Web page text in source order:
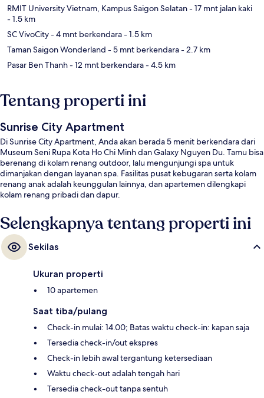
RMIT University Vietnam, Kampus Saigon Selatan- 17 mnt jalan kaki
- 1.5 km
SC VivoCity- 4 mnt berkendara- 1.5 km
Taman Saigon Wonderland - 5 mnt berkendara- 2.7 km
Pasar Ben Thanh- 12 mnt berkendara- 4.5 km
Tentang properti ini
Sunrise City Apartment
Di Sunrise City Apartment, Anda akan berada 5 menit berkendara dari
Museum Seni Rupa Kota Ho Chi Minh dan Galaxy Nguyen Du. Tamu bisa
berenang di kolam renang outdoor, lalu mengunjungi spa untuk
dimanjakan dengan layanan spa. Fasilitas pusat kebugaran serta kolam
renang anak adalah keunggulan lainnya, dan apartemen dilengkapi
kolam renang pribadi dan dapur.
Selengkapnya tentang properti ini
Sekilas
Ukuran properti
10 apartemen
Saat tiba/pulang
Check-in mulai: 14.00; Batas waktu check-in: kapan saja
Tersedia check-in/out ekspres
Check-in lebih awal tergantung ketersediaan
Waktu check-out adalah tengah hari
Tersedia check-out tanpa sentuh